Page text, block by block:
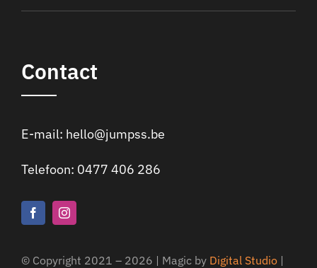
Contact
E-mail: hello@jumpss.be
Telefoon: 0477 406 286
© Copyright 2021 – 2026 | Magic by Digital Studio |